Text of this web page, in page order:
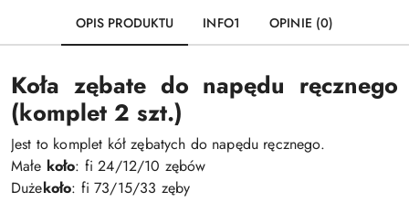
OPIS PRODUKTU INFO1 OPINIE (0)
Koła zębate do napędu ręcznego
(komplet 2 szt.)
Jest to komplet kół zębatych do napędu ręcznego.
Małe koło: fi 24/12/10 zębów
Dużekoło: fi 73/15/33 zęby